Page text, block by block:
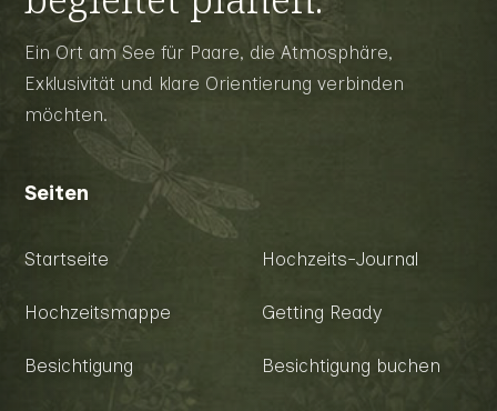
Ein Ort am See für Paare, die Atmosphäre,
Exklusivität und klare Orientierung verbinden
möchten.
Seiten
Startseite Hochzeits-Journal
Hochzeitsmappe Getting Ready
Besichtigung Besichtigung buchen